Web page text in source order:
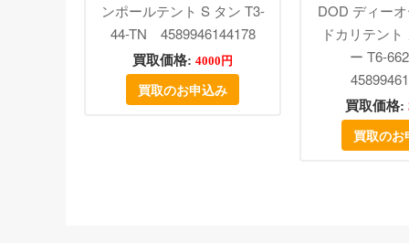
ンポールテント S タン T3-
44-TN 4589946144178
買取価格: 4000円
買取のお申込み
DOD ディー
ドカリテン
ー T6-
買取価格:
買取のお